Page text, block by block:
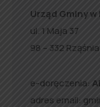
Urząd Gminy w
ul. 1 Maja 37
98 – 332 Rząśnia
e-doręczenia:
adres email: